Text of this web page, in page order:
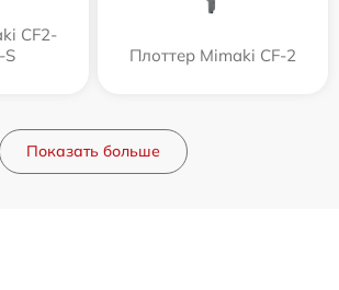
CF2-
S
Плоттер Mimaki CF-2
Показать больше